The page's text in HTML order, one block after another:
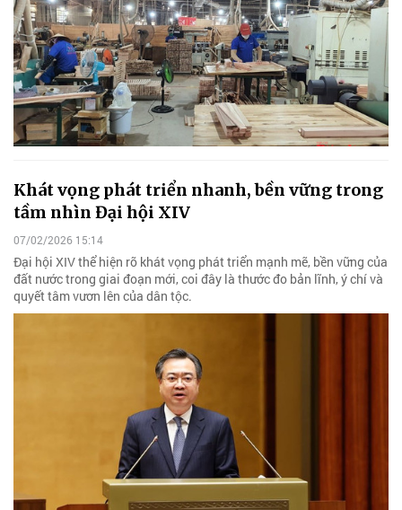
Khát vọng phát triển nhanh, bền vững trong
tầm nhìn Đại hội XIV
07/02/2026 15:14
Đại hội XIV thể hiện rõ khát vọng phát triển mạnh mẽ, bền vững của
đất nước trong giai đoạn mới, coi đây là thước đo bản lĩnh, ý chí và
quyết tâm vươn lên của dân tộc.